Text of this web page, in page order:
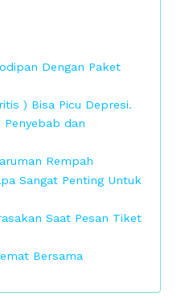
Dengan Paket
) Bisa Picu Depresi.
Penyebab dan
Rempah
Sangat Penting Untuk
Saat Pesan Tiket
Bersama